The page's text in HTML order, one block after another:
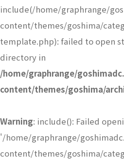
include(/home/graphrange/
content/themes/goshima/
template.php): failed to open
directory in
/home/graphrange/
content/themes/goshima/
Warning: include(): Failed
'/home/graphrange/
content/themes/goshima/